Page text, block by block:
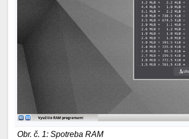
Obr. č. 1: Spotreba RAM